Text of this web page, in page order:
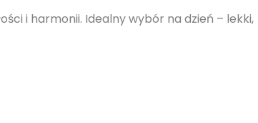
i harmonii. Idealny wybór na dzień – lekki,